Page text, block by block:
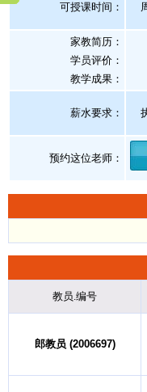
可授课时间：
家教简历：
学员评价：
教学成果：
薪水要求：
预约这位老师：
教员.编号
郎教员 (2006697)